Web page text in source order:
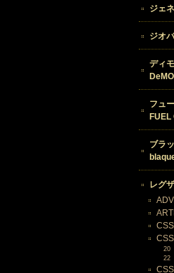
ジェ
ジオ
ディ
フュ
FUEL
ブラ
レグ
20
22